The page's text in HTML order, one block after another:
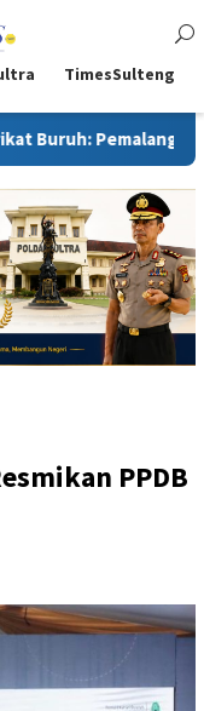
TimesSulteng
PT Toshida
PPDB